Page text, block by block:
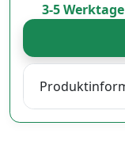
3-5 Werktage